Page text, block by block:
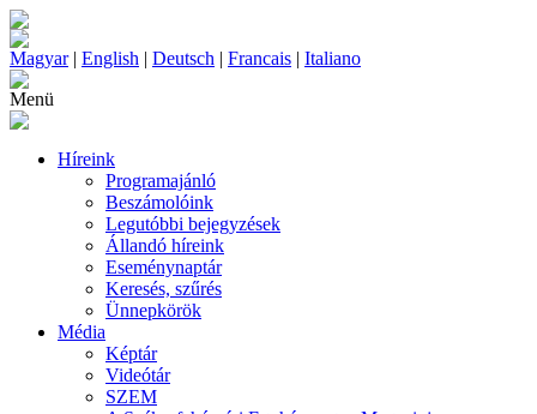
Magyar| English | Deutsch | Francais | Italiano
Menü
Híreink
Programajánló
Beszámolóink
Legutóbbi bejegyzések
Állandó híreink
Eseménynaptár
Keresés, szűrés
Ünnepkörök
Média
Képtár
Videótár
SZEM